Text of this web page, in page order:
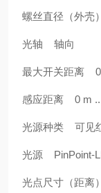
螺丝直径（外
光轴 轴向
最大开关距离
感应距离 0 m
光源种类 可见
光源 PinPoint-
光点尺寸（距